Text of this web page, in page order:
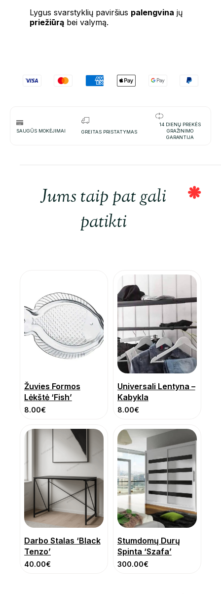
Lygus svarstyklių paviršius palengvina jų
priežiūrąbei valymą.
SAUGŪS MOKĖJIMAI GREITAS PRISTATYMAS
14 DIENŲ PREKĖS
GRAŽINIMO
GARANTIJA
Jums taip pat gali
patikti
Žuvies Formos
Lėkštė ‘Fish’
8.00€
Universali Lentyna –
Kabykla
8.00€
Darbo Stalas ‘Black
Tenzo’
40.00€
Stumdomų Durų
Spinta ‘Szafa’
300.00€